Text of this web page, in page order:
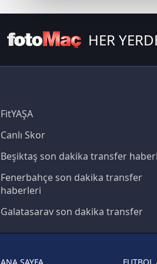
çerezler vasıtasıyla çeşitli
amacıyla kullanılmaktadır.
reklam/pazarlama faaliyetlerinin
6698 sayılı Kişisel Verilerin
mevzuata uygun olarak
HER
FitYAŞA
Canlı Skor
Beşiktaş son dakika transfer
Fenerbahçe son dakika transfer
haberleri
Galatasaray son dakika transfer
haberleri